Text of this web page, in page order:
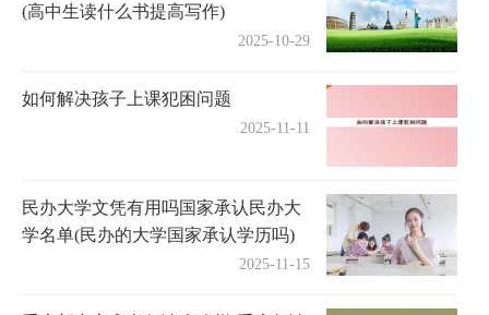
(高中生读什么书提高写作)
2025-10-29
如何解决孩子上课犯困问题
2025-11-11
民办大学文凭有用吗国家承认民办大
学名单(民办的大学国家承认学历吗)
2025-11-15